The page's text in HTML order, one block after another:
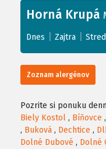
+
−
Horná Krupá
Dnes Zajtra
Zoznam alergénov
Pozrite si ponuku
Biely Kostol , Bíňovce ,
, Buková , Dechtice ,
Dolné Dubové , Dolné